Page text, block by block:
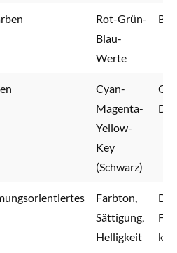
Rot-Grün-
Blau-
Werte
Cyan-
Magenta-
Yellow-
Key
(Schwarz)
Farbton,
Sättigung,
Helligkeit